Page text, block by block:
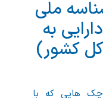
ملی
به
کشور)
هایی که با